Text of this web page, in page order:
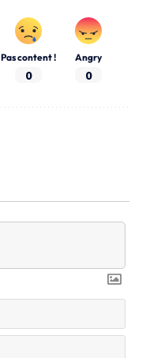
Pas content !
0
Angry
0